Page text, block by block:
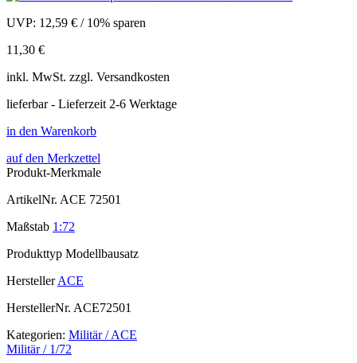
UVP: 12,59 € / 10% sparen
11,30 €
inkl. MwSt. zzgl. Versandkosten
lieferbar - Lieferzeit 2-6 Werktage
in den Warenkorb
auf den Merkzettel
Produkt-Merkmale
ArtikelNr. ACE 72501
Maßstab 1:72
Produkttyp Modellbausatz
Hersteller ACE
HerstellerNr. ACE72501
Kategorien: Militär / ACE
Militär / 1/72